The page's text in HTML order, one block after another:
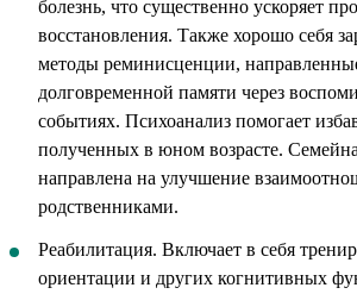
болезнь, что существенно ускоряет
восстановления. Также хорошо себя
методы реминисценции,
долговременной памяти через
событиях. Психоанализ помогает
полученных в юном возрасте.
направлена на улучшение
родственниками.
Реабилитация. Включает в себя
ориентации и других когнитивных